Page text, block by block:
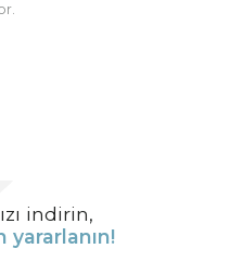
indirin,
yararlanın!